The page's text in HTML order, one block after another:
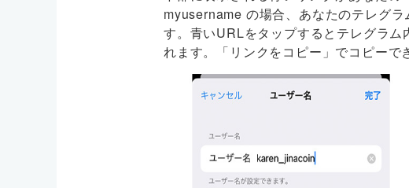
myusername の場合、あなたのテレグ
す。青いURLをタップするとテレグラ
れます。「リンクをコピー」でコピーで